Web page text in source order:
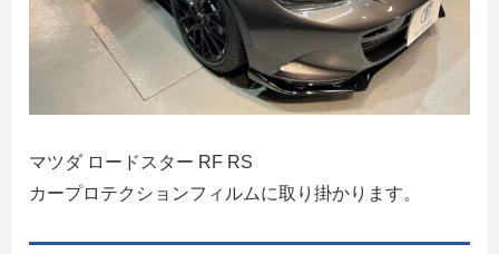
マツダ ロードスター RF RS
カープロテクションフィルムに取り掛かります。